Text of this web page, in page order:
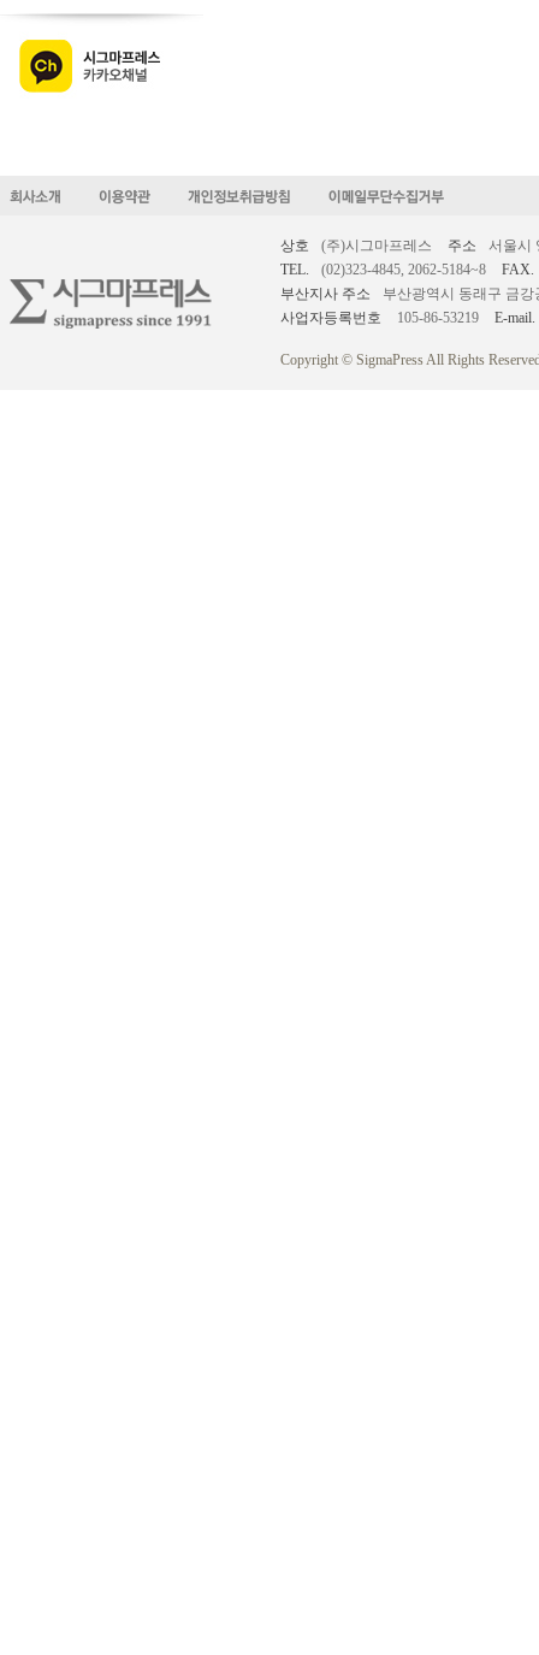
상호 (주)시그마프레스 주소
서울시
TEL.
(02)323-4845, 2062-5184~8
FAX.
부산지사 주소
부산광역시 동래구 금강
사업자등록번호
105-86-53219 E-mail.
Copyright © SigmaPress All Rights